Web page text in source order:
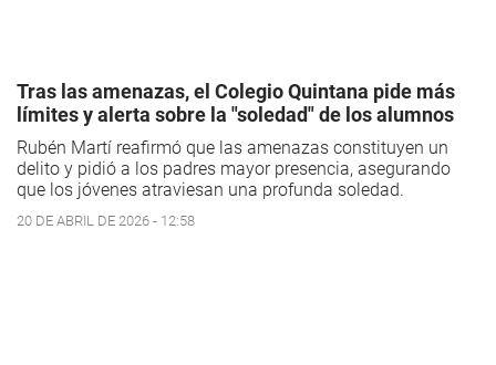
Tras las amenazas, el Colegio Quintana pide más
límites y alerta sobre la "soledad" de los alumnos
Rubén Martí reafirmó que las amenazas constituyen un
delito y pidió a los padres mayor presencia, asegurando
que los jóvenes atraviesan una profunda soledad.
20 DE ABRIL DE 2026 - 12:58